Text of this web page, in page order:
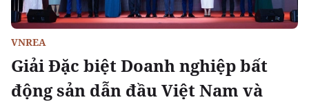
Giải Đặc biệt Doanh nghiệp bất
động sản dẫn đầu Việt Nam và
VNREA